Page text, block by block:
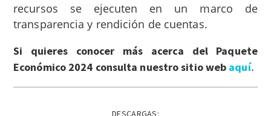
recursos se ejecuten en un marco de
transparencia y rendición de cuentas.
Si quieres conocer más acerca del Paquete
Económico 2024 consulta nuestro sitio web aquí.
DESCARGAS: